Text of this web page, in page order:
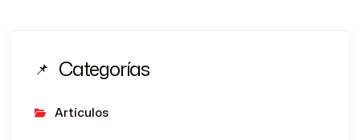
Categorías
Artículos